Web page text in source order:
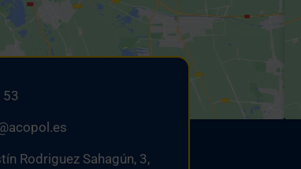
53
Rodriguez Sahagún, 3,